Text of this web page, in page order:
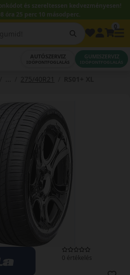
és szereltessen kedvezményesen!
óra 25 perc 10 másodperc.
AUTÓSZERVIZ
IDŐPONTFOGLALÁS
GUMISZERVIZ
IDŐPONTFOGLALÁS
275/40R21
0 értékelés